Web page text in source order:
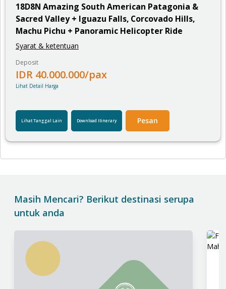
18D8N Amazing South American Patagonia &
Sacred Valley + Iguazu Falls, Corcovado Hills,
Machu Pichu + Panoramic Helicopter Ride
Syarat & ketentuan
Deposit
IDR 40.000.000/pax
Lihat Detail Harga
Lihat Tanggal Lain Download Itinerary Pesan
Masih Mencari? Berikut destinasi serupa
untuk anda